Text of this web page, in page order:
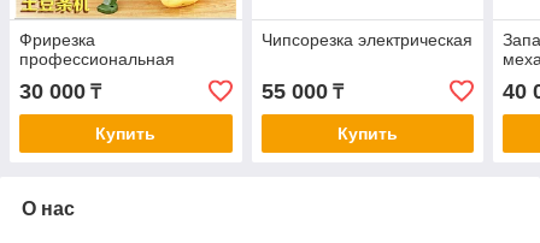
Фрирезка
профессиональная
30 000 ₸
Купить
Чипсорезка электрическая
55 000₸
Купить
40
О нас